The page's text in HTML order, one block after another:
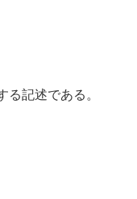
記述である。